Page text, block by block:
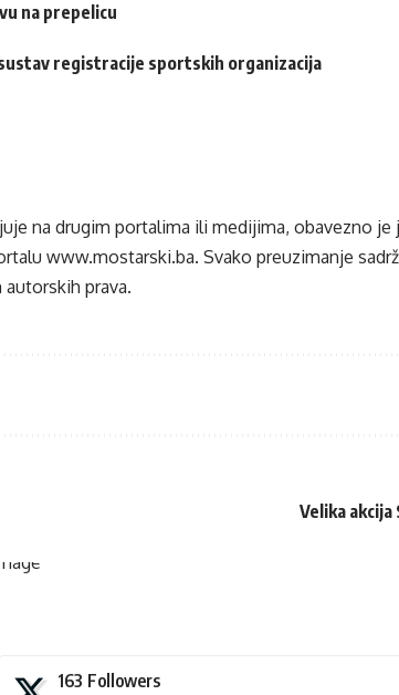
na prepelicu
registracije sportskih organizacija
na drugim portalima ili medijima, obavezno je
www.mostarski.ba. Svako preuzimanje
prava.
Velika akcija
163 Followers